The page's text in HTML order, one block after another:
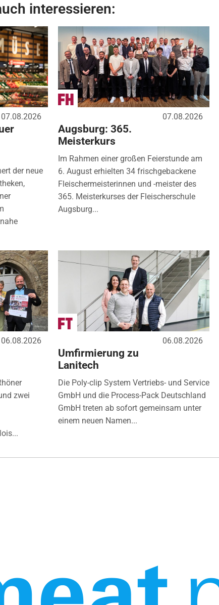
interessieren:
07.08.2026
der neue
07.08.2026
Augsburg: 365.
Meisterkurs
Im Rahmen einer großen Feierstunde am
6. August erhielten 34 frischgebackene
Fleischermeisterinnen und -meister des
365. Meisterkurses der Fleischerschule
Augsburg...
06.08.2026
zwei
06.08.2026
Umfirmierung zu
Lanitech
Die Poly-clip System Vertriebs- und Service
GmbH und die Process-Pack Deutschland
GmbH treten ab sofort gemeinsam unter
einem neuen Namen...